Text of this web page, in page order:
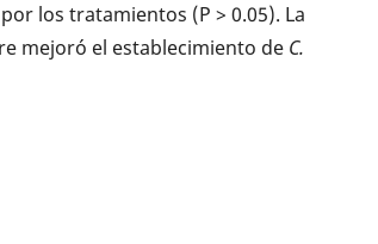
los tratamientos (P > 0.05). La
mejoró el establecimiento de C.